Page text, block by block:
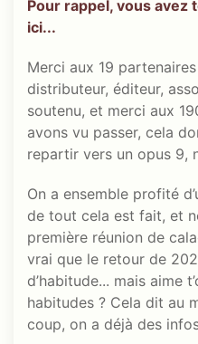
Pour rappel, vous
ici...
Merci aux 19
distributeur, éditeur,
soutenu, et merci aux
avons vu passer, cela
repartir vers un opus 9,
On a ensemble profité
de tout cela est fait, et
première réunion de
vrai que le retour de
d’habitude... mais aime
habitudes ? Cela dit au
coup, on a déjà des